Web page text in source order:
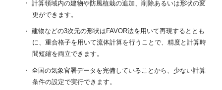
計算領域内の建物や防風植栽の追加、削除あるいは形状の変
更ができます。
建物などの3次元の形状はFAVOR法を用いて再現するととも
に、重合格子を用いて流体計算を行うことで、精度と計算時
間短縮を両立できます。
全国の気象官署データを完備していることから、少ない計算
条件の設定で実行できます。